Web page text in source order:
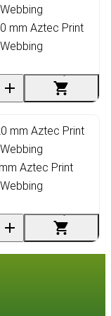
mm Aztec Print
Aztec Print